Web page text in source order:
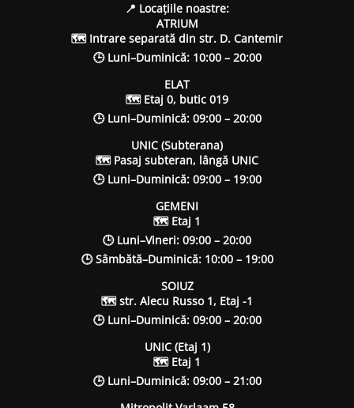
📍 Locațiile noastre:
ATRIUM
🗺 Intrare separată din str. D. Cantemir
🕒 Luni–Duminică: 10:00 – 20:00
ELAT
🗺 Etaj 0, butic 019
🕒 Luni–Duminică: 09:00 – 20:00
UNIC (Subterana)
🗺 Pasaj subteran, lângă UNIC
🕒 Luni–Duminică: 09:00 – 19:00
GEMENI
🗺 Etaj 1
🕒 Luni–Vineri: 09:00 – 20:00
🕒 Sâmbătă–Duminică: 10:00 – 19:00
SOIUZ
🗺 str. Alecu Russo 1, Etaj -1
🕒 Luni–Duminică: 09:00 – 20:00
UNIC (Etaj 1)
🗺 Etaj 1
🕒 Luni–Duminică: 09:00 – 21:00